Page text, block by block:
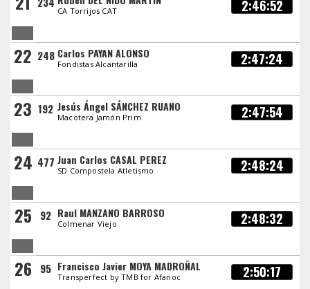
CA Torrijos CAT 2:46:52
22 248 Carlos PAYAN ALONSO
Fondistas Alcantarilla 2:47:24
23 192 Jesús Ángel SÁNCHEZ RUANO
Macotera Jamón Prim 2:47:54
24 477 Juan Carlos CASAL PEREZ
SD Compostela Atletismo 2:48:24
25 92 Raul MANZANO BARROSO
Colmenar Viejo 2:48:32
26 95 Francisco Javier MOYA MADROÑAL
Transperfect by TMB for Afanoc 2:50:17